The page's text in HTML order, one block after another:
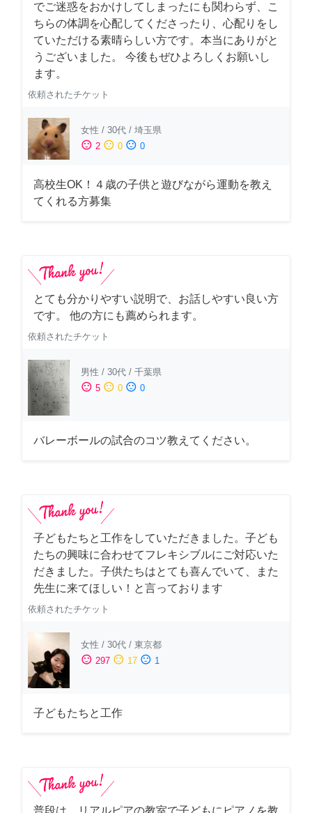
でご迷惑をおかけしてしまったにも関わらず、こ
ちらの体調を心配してくださったり、心配りをし
ていただける素晴らしい方です。本当にありがと
うございました。 今後もぜひよろしくお願いし
ます。
依頼されたチケット
女性 / 30代 / 埼玉県
sentiment_satisfied 2 sentiment_neutral 0 sentiment_dissatisfied 0
高校生OK！４歳の子供と遊びながら運動を教え
てくれる方募集
とても分かりやすい説明で、お話しやすい良い方
です。 他の方にも薦められます。
依頼されたチケット
男性 / 30代 / 千葉県
sentiment_satisfied 5 sentiment_neutral 0 sentiment_dissatisfied 0
バレーボールの試合のコツ教えてください。
子どもたちと工作をしていただきました。子ども
たちの興味に合わせてフレキシブルにご対応いた
だきました。子供たちはとても喜んでいて、また
先生に来てほしい！と言っております
依頼されたチケット
女性 / 30代 / 東京都
sentiment_satisfied 297 sentiment_neutral 17 sentiment_dissatisfied 1
子どもたちと工作
普段は、リアルピアの教室で子どもにピアノを教